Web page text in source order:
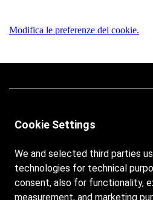
Modifica le preferenze dei cookie.
Facebook
Orari di apertura:
Dal lunedì alla domenica dalle
Cookie Settings
We and selected third parties
technologies for technical
consent, also for functionality,
measurement, and marketing